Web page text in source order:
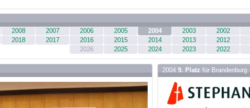
2008 2007 2006 2005 2004 2003 2002
2018 2017 2016 2015 2014 2013 2012
2026
2025 2024 2023 2022
2004 9. Platz für Brandenburg